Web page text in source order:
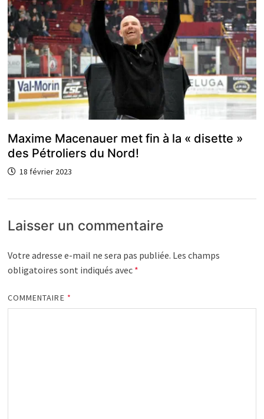
Maxime Macenauer met fin à la « disette »
des Pétroliers du Nord!
18 février 2023
Laisser un commentaire
Votre adresse e-mail ne sera pas publiée. Les champs
obligatoires sont indiqués avec *
COMMENTAIRE *